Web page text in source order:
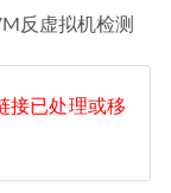
反虚拟机检测
接已处理或移